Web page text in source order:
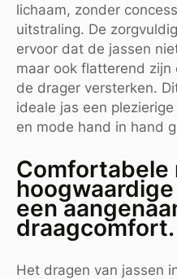
lichaam, zonder
uitstraling. De
ervoor dat de jassen
maar ook flatterend
de drager versterken.
ideale jas een
en mode hand in hand
Comfortabele
een
draagcomfort.
Het dragen van jassen